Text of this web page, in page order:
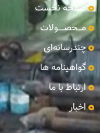
صفحه نخست
مـــحصـــــولات
چندرسانه‌ای
گواهینامه ها
ارتباط با ما
اخبار